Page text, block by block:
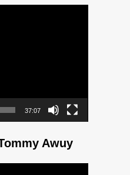
37:07
Awuy